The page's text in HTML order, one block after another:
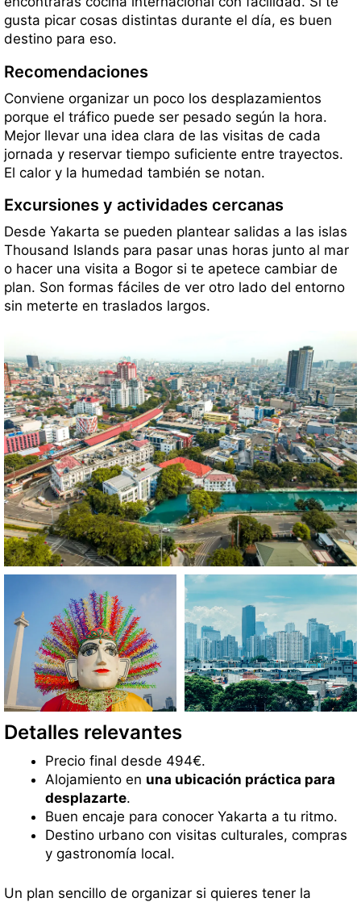
gusta picar cosas distintas durante el día, es buen
destino para eso.
Recomendaciones
Conviene organizar un poco los desplazamientos
porque el tráfico puede ser pesado según la hora.
Mejor llevar una idea clara de las visitas de cada
jornada y reservar tiempo suficiente entre trayectos.
El calor y la humedad también se notan.
Excursiones y actividades cercanas
Desde Yakarta se pueden plantear salidas a las islas
Thousand Islands para pasar unas horas junto al mar
o hacer una visita a Bogor si te apetece cambiar de
plan. Son formas fáciles de ver otro lado del entorno
sin meterte en traslados largos.
Detalles relevantes
Precio final desde 494€.
Alojamiento en una ubicación práctica para
desplazarte.
Buen encaje para conocer Yakarta a tu ritmo.
Destino urbano con visitas culturales, compras
y gastronomía local.
Un plan sencillo de organizar si quieres tener la